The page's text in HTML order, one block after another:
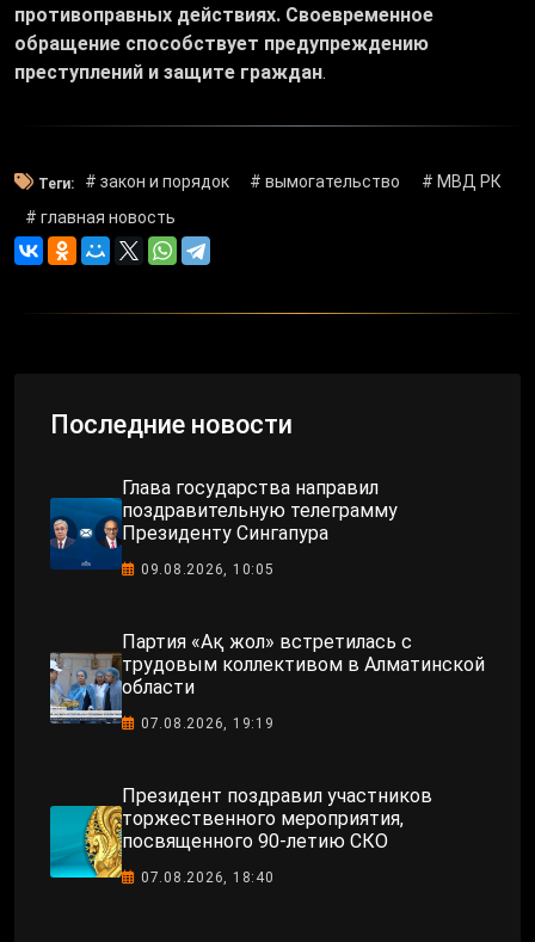
противоправных действиях. Своевременное
обращение способствует предупреждению
преступлений и защите граждан.
Теги: # закон и порядок # вымогательство
# МВД РК
# главная новость
Последние новости
Глава государства направил
поздравительную телеграмму
Президенту Сингапура
09.08.2026, 10:05
Партия «Ақ жол» встретилась с
трудовым коллективом в Алматинской
области
07.08.2026, 19:19
Президент поздравил участников
торжественного мероприятия,
посвященного 90-летию СКО
07.08.2026, 18:40